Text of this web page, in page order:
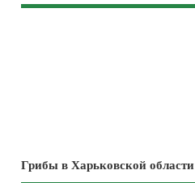
Грибы в Харьковской области